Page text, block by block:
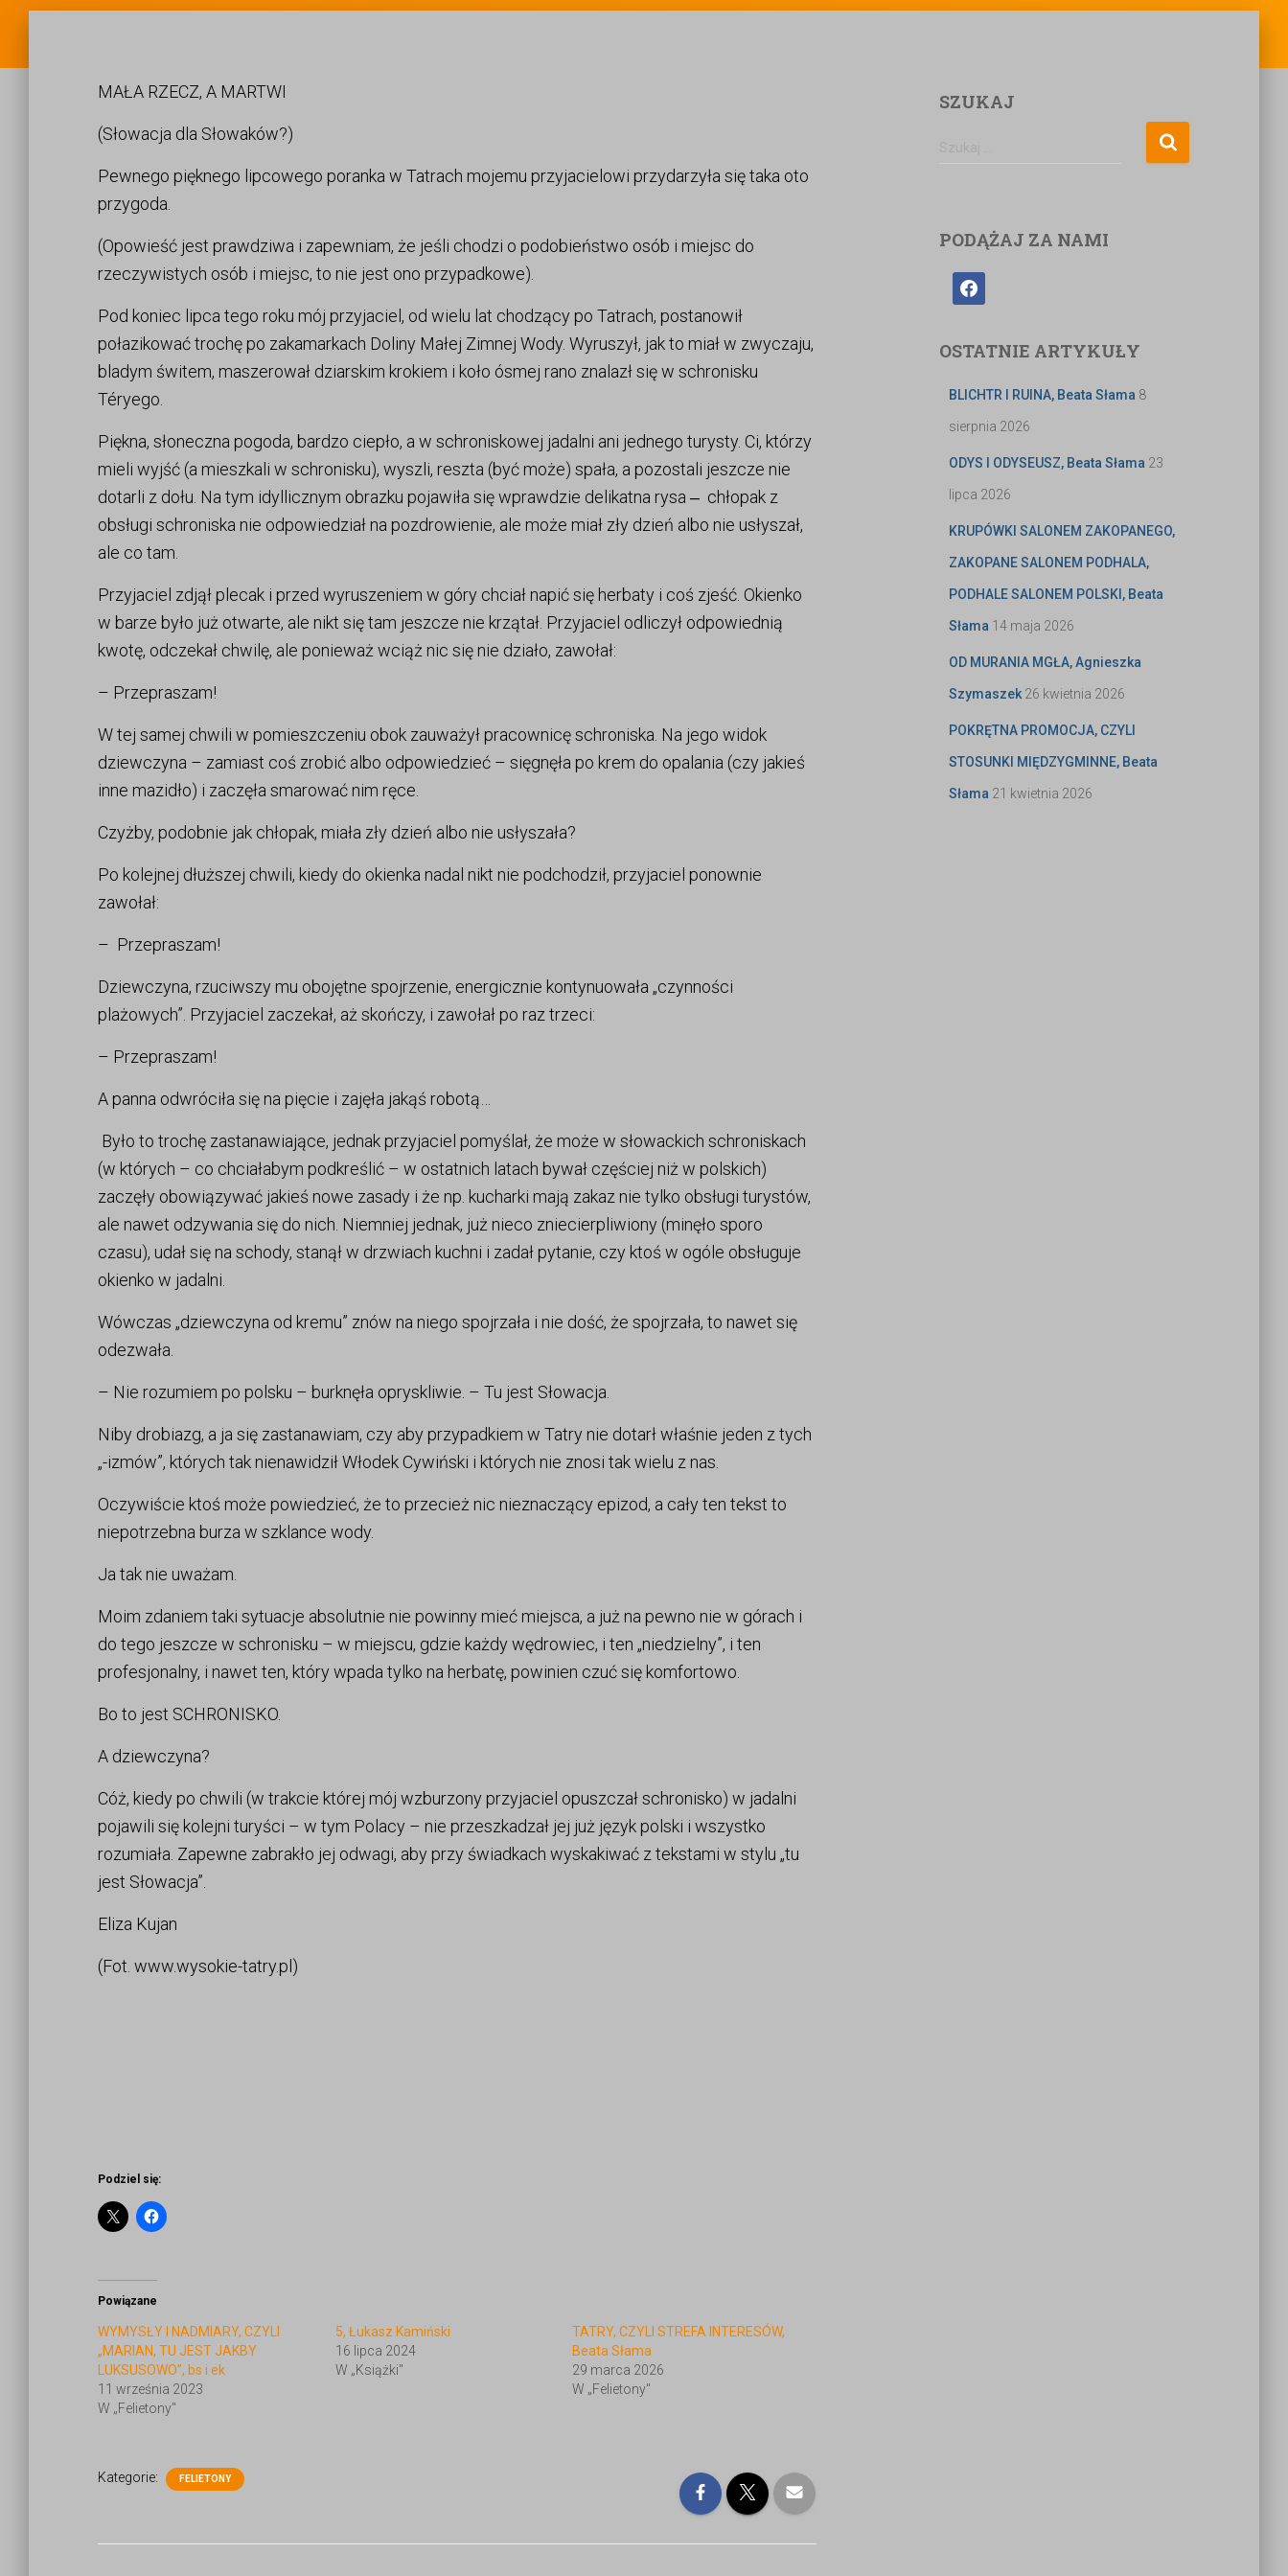
MAŁA RZECZ, A MARTWI
(Słowacja dla Słowaków?)
Pewnego pięknego lipcowego poranka w Tatrach mojemu przyjacielowi przydarzyła się taka oto
przygoda.
(Opowieść jest prawdziwa i zapewniam, że jeśli chodzi o podobieństwo osób i miejsc do
rzeczywistych osób i miejsc, to nie jest ono przypadkowe).
Pod koniec lipca tego roku mój przyjaciel, od wielu lat chodzący po Tatrach, postanowił
połazikować trochę po zakamarkach Doliny Małej Zimnej Wody. Wyruszył, jak to miał w zwyczaju,
bladym świtem, maszerował dziarskim krokiem i koło ósmej rano znalazł się w schronisku
Téryego.
Piękna, słoneczna pogoda, bardzo ciepło, a w schroniskowej jadalni ani jednego turysty. Ci, którzy
mieli wyjść (a mieszkali w schronisku), wyszli, reszta (być może) spała, a pozostali jeszcze nie
dotarli z dołu. Na tym idyllicznym obrazku pojawiła się wprawdzie delikatna rysa ‒ chłopak z
obsługi schroniska nie odpowiedział na pozdrowienie, ale może miał zły dzień albo nie usłyszał,
ale co tam.
Przyjaciel zdjął plecak i przed wyruszeniem w góry chciał napić się herbaty i coś zjeść. Okienko
w barze było już otwarte, ale nikt się tam jeszcze nie krzątał. Przyjaciel odliczył odpowiednią
kwotę, odczekał chwilę, ale ponieważ wciąż nic się nie działo, zawołał:
– Przepraszam!
W tej samej chwili w pomieszczeniu obok zauważył pracownicę schroniska. Na jego widok
dziewczyna – zamiast coś zrobić albo odpowiedzieć – sięgnęła po krem do opalania (czy jakieś
inne mazidło) i zaczęła smarować nim ręce.
Czyżby, podobnie jak chłopak, miała zły dzień albo nie usłyszała?
Po kolejnej dłuższej chwili, kiedy do okienka nadal nikt nie podchodził, przyjaciel ponownie
zawołał:
– Przepraszam!
Dziewczyna, rzuciwszy mu obojętne spojrzenie, energicznie kontynuowała „czynności
plażowych”. Przyjaciel zaczekał, aż skończy, i zawołał po raz trzeci:
– Przepraszam!
A panna odwróciła się na pięcie i zajęła jakąś robotą…
Było to trochę zastanawiające, jednak przyjaciel pomyślał, że może w słowackich schroniskach
(w których – co chciałabym podkreślić – w ostatnich latach bywał częściej niż w polskich)
zaczęły obowiązywać jakieś nowe zasady i że np. kucharki mają zakaz nie tylko obsługi turystów,
ale nawet odzywania się do nich. Niemniej jednak, już nieco zniecierpliwiony (minęło sporo
czasu), udał się na schody, stanął w drzwiach kuchni i zadał pytanie, czy ktoś w ogóle obsługuje
okienko w jadalni.
Wówczas „dziewczyna od kremu” znów na niego spojrzała i nie dość, że spojrzała, to nawet się
odezwała.
– Nie rozumiem po polsku – burknęła opryskliwie. – Tu jest Słowacja.
Niby drobiazg, a ja się zastanawiam, czy aby przypadkiem w Tatry nie dotarł właśnie jeden z tych
„-izmów”, których tak nienawidził Włodek Cywiński i których nie znosi tak wielu z nas.
Oczywiście ktoś może powiedzieć, że to przecież nic nieznaczący epizod, a cały ten tekst to
niepotrzebna burza w szklance wody.
Ja tak nie uważam.
Moim zdaniem taki sytuacje absolutnie nie powinny mieć miejsca, a już na pewno nie w górach i
do tego jeszcze w schronisku – w miejscu, gdzie każdy wędrowiec, i ten „niedzielny”, i ten
profesjonalny, i nawet ten, który wpada tylko na herbatę, powinien czuć się komfortowo.
Bo to jest SCHRONISKO.
A dziewczyna?
Cóż, kiedy po chwili (w trakcie której mój wzburzony przyjaciel opuszczał schronisko) w jadalni
pojawili się kolejni turyści – w tym Polacy – nie przeszkadzał jej już język polski i wszystko
rozumiała. Zapewne zabrakło jej odwagi, aby przy świadkach wyskakiwać z tekstami w stylu „tu
jest Słowacja”.
Eliza Kujan
(Fot. www.wysokie-tatry.pl)
Podziel się:
Powiązane
WYMYSŁY I NADMIARY, CZYLI
„MARIAN, TU JEST JAKBY
LUKSUSOWO”, bs i ek
11 września 2023
W „Felietony"
5, Łukasz Kamiński
16 lipca 2024
W „Książki"
TATRY, CZYLI STREFA INTERESÓW,
Beata Słama
29 marca 2026
W „Felietony"
Kategorie: FELIETONY
SZUKAJ
PODĄŻAJ ZA NAMI
OSTATNIE ARTYKUŁY
BLICHTR I RUINA, Beata Słama 8
sierpnia 2026
ODYS I ODYSEUSZ, Beata Słama 23
lipca 2026
KRUPÓWKI SALONEM ZAKOPANEGO,
ZAKOPANE SALONEM PODHALA,
PODHALE SALONEM POLSKI, Beata
Słama 14 maja 2026
OD MURANIA MGŁA, Agnieszka
Szymaszek 26 kwietnia 2026
POKRĘTNA PROMOCJA, CZYLI
STOSUNKI MIĘDZYGMINNE, Beata
Słama 21 kwietnia 2026